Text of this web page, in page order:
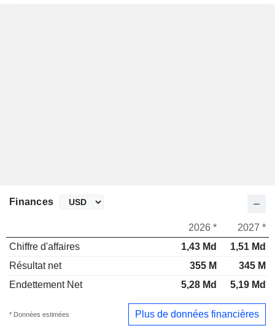
Finances
2026 *
2027 *
Chiffre d'affaires
1,43 Md
1,51 Md
Résultat net
355 M
345 M
Endettement Net
5,28 Md 5,19 Md
* Données estimées Plus de données financières